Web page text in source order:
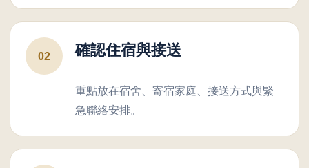
02 確認住宿與接送
重點放在宿舍、寄宿家庭、接送方式與緊
急聯絡安排。